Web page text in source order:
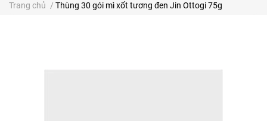
Trang chủ / Thùng 30 gói mì xốt tương đen Jin Ottogi 75g